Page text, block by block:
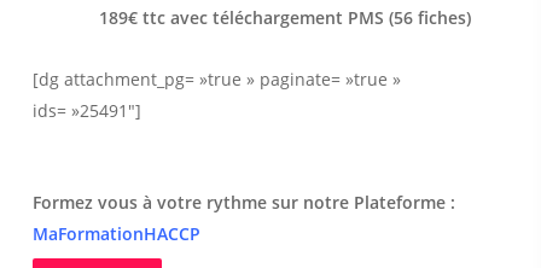
189€ ttc avec téléchargement PMS (56 fiches)
[dg attachment_pg= »true » paginate= »true »
ids= »25491″]
Formez vous à votre rythme sur notre Plateforme :
MaFormationHACCP